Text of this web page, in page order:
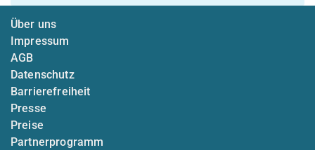
Über uns
Impressum
AGB
Datenschutz
Barrierefreiheit
Presse
Preise
Partnerprogramm